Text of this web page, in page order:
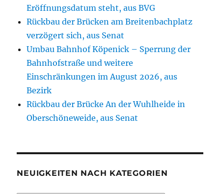
Eröffnungsdatum steht, aus BVG
Rückbau der Brücken am Breitenbachplatz
verzögert sich, aus Senat
Umbau Bahnhof Köpenick – Sperrung der
Bahnhofstraße und weitere
Einschränkungen im August 2026, aus
Bezirk
Rückbau der Brücke An der Wuhlheide in
Oberschöneweide, aus Senat
NEUIGKEITEN NACH KATEGORIEN